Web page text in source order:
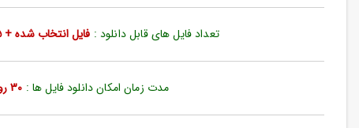
کاربری
تعداد فایل های قابل دانلود : فایل انتخاب شده + 35 فایل دیگر
مدت زمان امکان دانلود فایل ها : 30 روز